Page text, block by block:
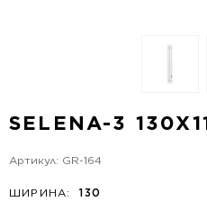
SELENA-3
Артикул: GR-164
ШИРИНА:
130